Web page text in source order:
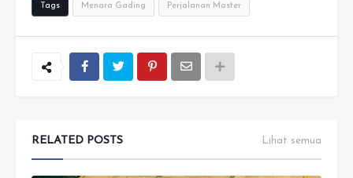
Tags Menara Gading Perjalanan Master
RELATED POSTS Lihat semua